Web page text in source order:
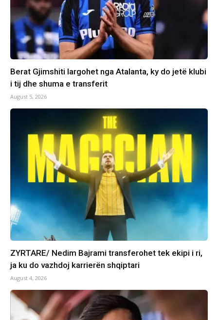
Berat Gjimshiti largohet nga Atalanta, ky do jetë klubi
i tij dhe shuma e transferit
August 5, 2026
ZYRTARE/ Nedim Bajrami transferohet tek ekipi i ri,
ja ku do vazhdoj karrierën shqiptari
August 4, 2026